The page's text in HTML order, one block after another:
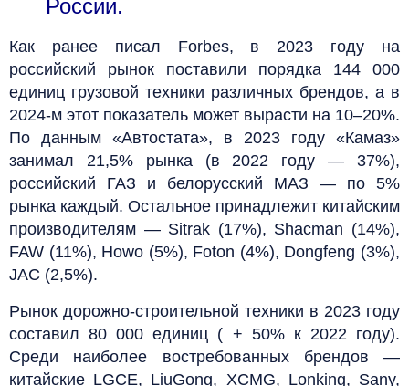
России.
Как ранее писал Forbes, в 2023 году на
российский рынок поставили порядка 144 000
единиц грузовой техники различных брендов, а в
2024-м этот показатель может вырасти на 10–20%.
По данным «Автостата», в 2023 году «Камаз»
занимал 21,5% рынка (в 2022 году — 37%),
российский ГАЗ и белорусский МАЗ — по 5%
рынка каждый. Остальное принадлежит китайским
производителям — Sitrak (17%), Shacman (14%),
FAW (11%), Howo (5%), Foton (4%), Dongfeng (3%),
JAC (2,5%).
Рынок дорожно-строительной техники в 2023 году
составил 80 000 единиц ( + 50% к 2022 году).
Среди наиболее востребованных брендов —
китайские LGCE, LiuGong, XCMG, Lonking, Sany,